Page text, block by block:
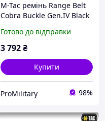
M-Tac ремінь Range Belt
Cobra Buckle Gen.IV Black
XL/2XL
Готово до відправки
3 792₴
Купити
ProMilitary 98%